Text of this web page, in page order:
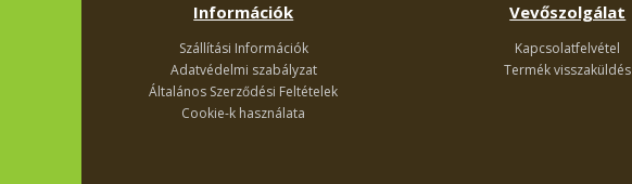
Információk
Szállítási Információk
Adatvédelmi szabályzat
Általános Szerződési Feltételek
Cookie-k használata
Vevőszolgálat
Kapcsolatfelvétel
Termék visszaküldés